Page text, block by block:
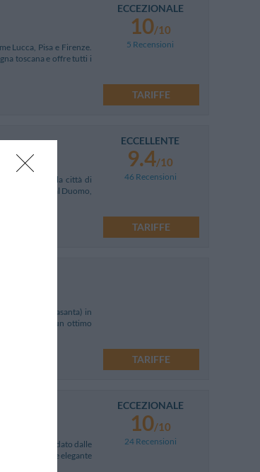
Lucca, Pisa e Firenze.
toscana e offre tutti i
ECCEZIONALE
10/10
5 Recensioni
TARIFFE
nel cuore della città di
rispetto al Duomo,
ECCELLENTE
9.4/10
46 Recensioni
TARIFFE
di Pietrasanta) in
l'anno, offre un ottimo
TARIFFE
Lucca circondato dalle
sontuoso e elegante
ECCEZIONALE
10/10
24 Recensioni